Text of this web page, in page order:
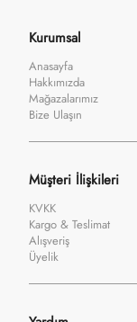
Kurumsal
Anasayfa
Hakkımızda
Mağazalarımız
Bize Ulaşın
Müşteri İlişkileri
KVKK
Kargo & Teslimat
Alışveriş
Üyelik